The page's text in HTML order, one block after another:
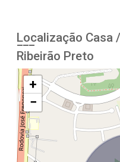
Localização Casa
Ribeirão Preto
+
−